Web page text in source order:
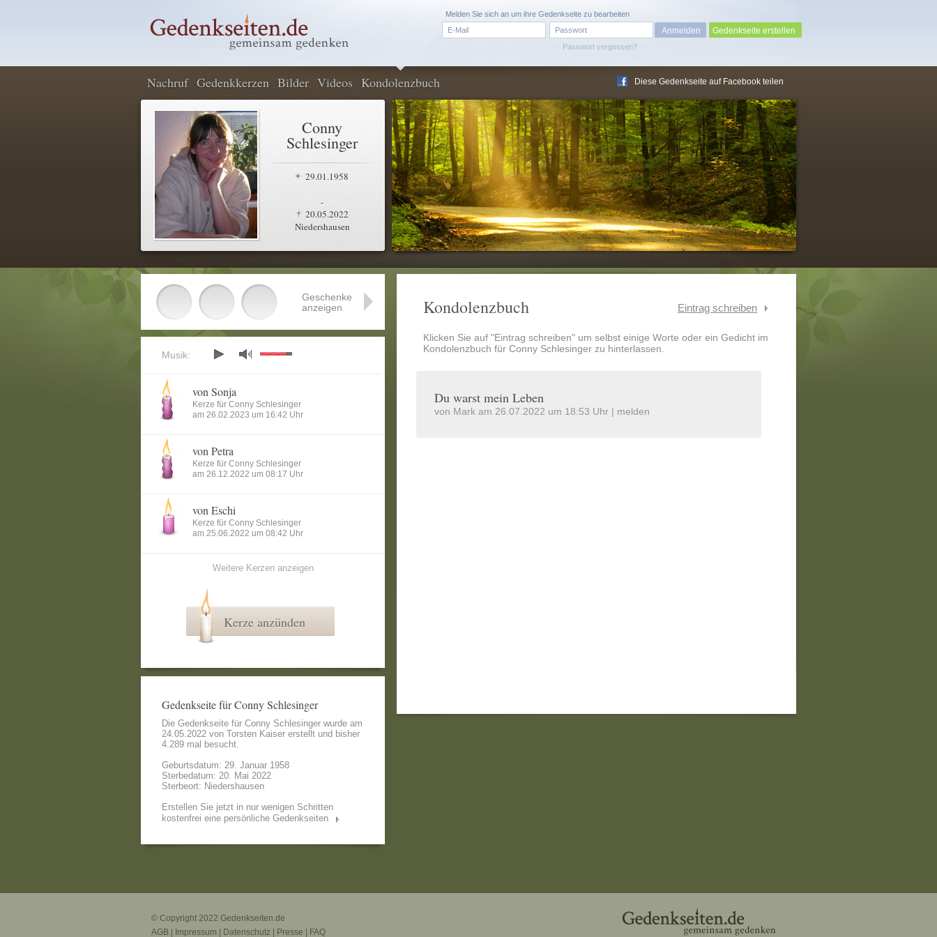
Passwort vergessen?
Melden Sie sich an um ihre Gedenkseite zu bearbeiten
Gedenkseite erstellen
Nachruf Gedenkkerzen Bilder Videos Kondolenzbuch Diese Gedenkseite auf Facebook teilen
Conny
Schlesinger
29.01.1958
-
20.05.2022
Niedershausen
Kondolenzbuch Eintrag schreiben
Klicken Sie auf "Eintrag schreiben" um selbst einige Worte oder ein Gedicht im
Kondolenzbuch für Conny Schlesinger zu hinterlassen.
Du warst mein Leben
von Mark am 26.07.2022 um 18:53 Uhr | melden
Geschenke
anzeigen
Musik:
von Sonja
Kerze für Conny Schlesinger
am 26.02.2023 um 16:42 Uhr
von Petra
Kerze für Conny Schlesinger
am 26.12.2022 um 08:17 Uhr
von Eschi
Kerze für Conny Schlesinger
am 25.06.2022 um 08:42 Uhr
Weitere Kerzen anzeigen
Kerze anzünden
Gedenkseite für Conny Schlesinger
Die Gedenkseite für Conny Schlesinger wurde am
24.05.2022 von Torsten Kaiser erstellt und bisher
4.289 mal besucht.
Geburtsdatum: 29. Januar 1958
Sterbedatum: 20. Mai 2022
Sterbeort: Niedershausen
Erstellen Sie jetzt in nur wenigen Schritten
kostenfrei eine persönliche Gedenkseiten
© Copyright 2022 Gedenkseiten.de
AGB
Impressum Datenschutz Presse FAQ